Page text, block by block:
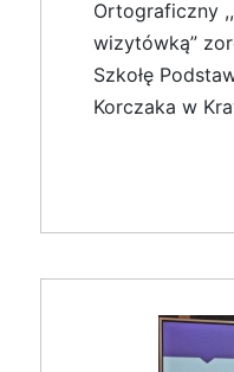
Ortograficzny
wizytówką”
Szkołę
Korczaka w